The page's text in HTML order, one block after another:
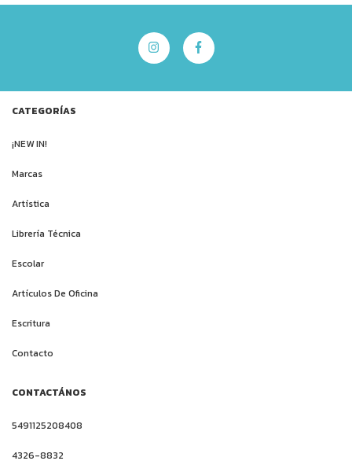
CATEGORÍAS
¡NEW IN!
Marcas
Artística
Librería Técnica
Escolar
Artículos De Oficina
Escritura
Contacto
CONTACTÁNOS
5491125208408
4326-8832